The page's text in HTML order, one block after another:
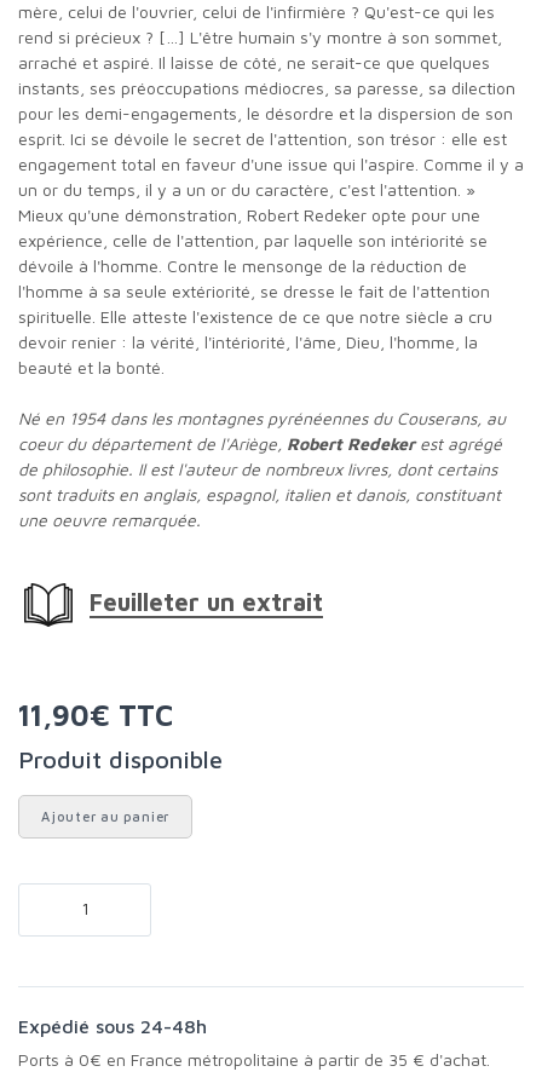
mère, celui de l'ouvrier, celui de l'infirmière ? Qu'est-ce qui les
rend si précieux ? […] L'être humain s'y montre à son sommet,
arraché et aspiré. Il laisse de côté, ne serait-ce que quelques
instants, ses préoccupations médiocres, sa paresse, sa dilection
pour les demi-engagements, le désordre et la dispersion de son
esprit. Ici se dévoile le secret de l'attention, son trésor : elle est
engagement total en faveur d'une issue qui l'aspire. Comme il y a
un or du temps, il y a un or du caractère, c'est l'attention. »
Mieux qu'une démonstration, Robert Redeker opte pour une
expérience, celle de l'attention, par laquelle son intériorité se
dévoile à l'homme. Contre le mensonge de la réduction de
l'homme à sa seule extériorité, se dresse le fait de l'attention
spirituelle. Elle atteste l'existence de ce que notre siècle a cru
devoir renier : la vérité, l'intériorité, l'âme, Dieu, l'homme, la
beauté et la bonté.
Né en 1954 dans les montagnes pyrénéennes du Couserans, au
coeur du département de l'Ariège, Robert Redekerest agrégé
de philosophie. Il est l'auteur de nombreux livres, dont certains
sont traduits en anglais, espagnol, italien et danois, constituant
une oeuvre remarquée.
Feuilleter un extrait
11,90€ TTC
Produit disponible
Ajouter au panier
Expédié sous 24-48h
Ports à 0€ en France métropolitaine à partir de 35 € d'achat.